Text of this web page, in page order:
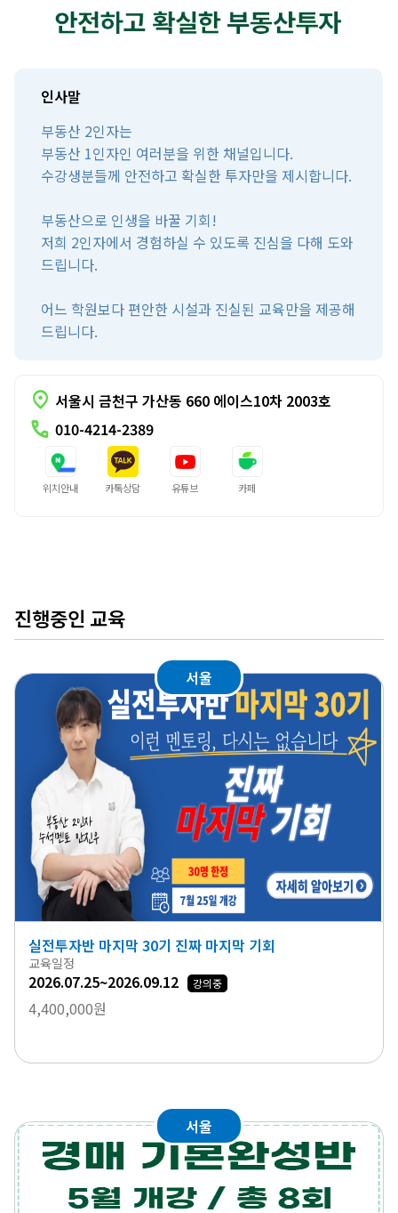
인사말
부동산 2인자는
부동산 1인자인 여러분을 위한 채널입니다.
수강생분들께 안전하고 확실한 투자만을 제시합니다.
부동산으로 인생을 바꿀 기회!
저희 2인자에서 경험하실 수 있도록 진심을 다해 도와
드립니다.
어느 학원보다 편안한 시설과 진실된 교육만을 제공해
드립니다.
location_on 서울시 금천구 가산동 660 에이스10차 2003호
call 010-4214-2389
위치안내 카톡상담 유튜브 카페
진행중인 교육
서울
실전투자반 마지막 30기 진짜 마지막 기회
교육일정
2026.07.25~2026.09.12 강의중
4,400,000원
서울